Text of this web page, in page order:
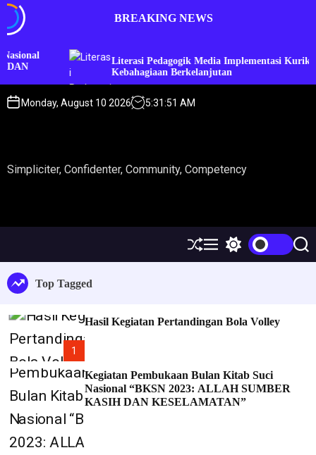
BREAKING NEWS
Literasi Pedagogik Media Implementasi Kurikulum
Kebahagiaan Berkelanjutan
Monday, August 10 2026 5:31:51 AM
Simpliciter, Confidenter, Community, Competency
Top Tagged
1
Hasil Kegiatan Pertandingan Bola Volley
Kegiatan Pembukaan Bulan Kitab Suci
Nasional “BKSN 2023: ALLAH SUMBER
KASIH DAN KESELAMATAN”